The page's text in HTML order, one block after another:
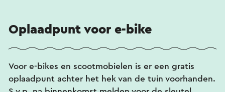
Oplaadpunt voor e-bike
Voor e-bikes en scootmobielen is er een gratis
oplaadpunt achter het hek van de tuin voorhanden.